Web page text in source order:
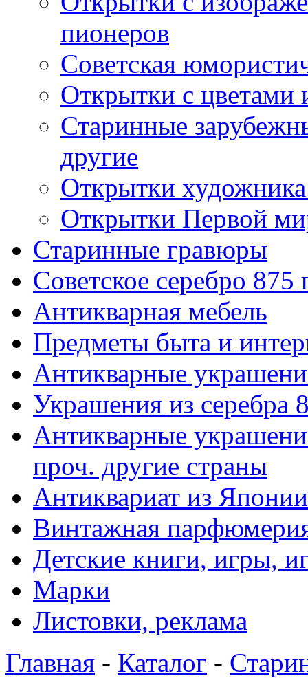
пионеров
Советская
Открытки с цветами
Старинные
другие
Открытки
Открытки Первой
Старинные гравюры
Советское серебро
Антикварная мебель
Предметы быта и
Антикварные
Украшения из серебра
Антикварные
проч. другие страны
Антиквариат из
Винтажная
Детские книги, игры,
Марки
Листовки, реклама
Главная - Каталог -